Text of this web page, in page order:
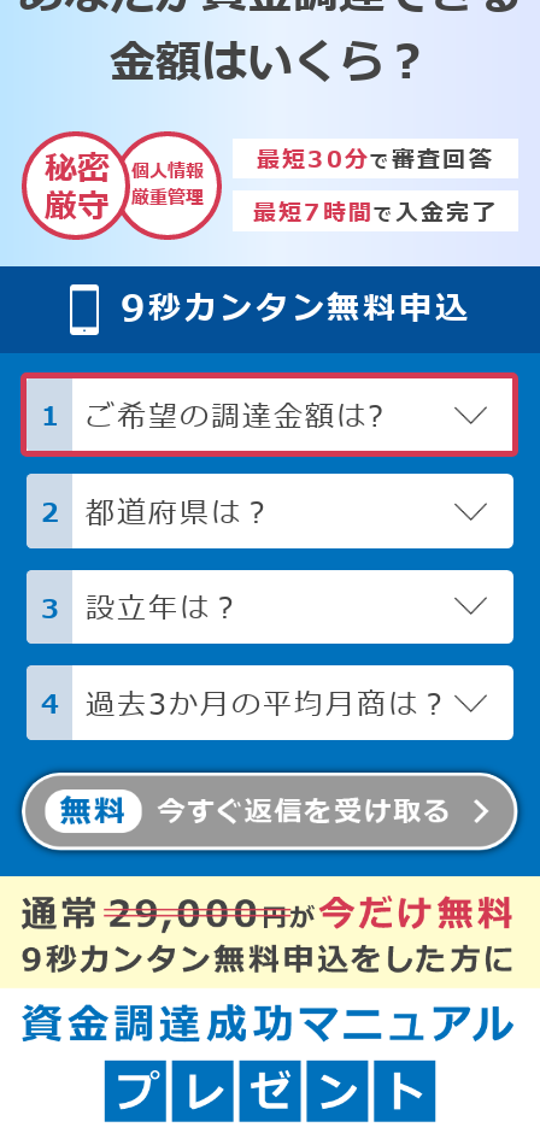
金額はいくら？
秘密
厳守
個人情報
厳重管理
最短30分で審査回答
最短7時間で入金完了
9秒カンタン無料申込
1 ご希望の調達金額は?
2 都道府県は？
3 設立年は？
4 過去3か月の平均月商は？